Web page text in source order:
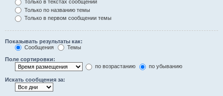
Только в текстах сообщений
Только по названию темы
Только в первом сообщении темы
Показывать результаты как:
Сообщения
Темы
Поле сортировки:
по возрастанию
по убыванию
Искать сообщения за: